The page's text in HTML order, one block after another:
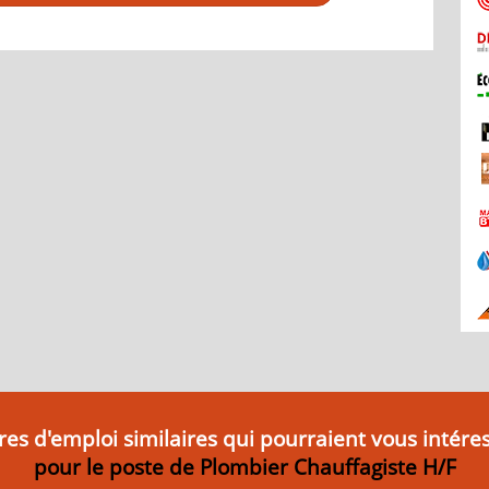
d'emploi similaires qui pourraient vous
pour le poste de Plombier Chauffagiste H/F